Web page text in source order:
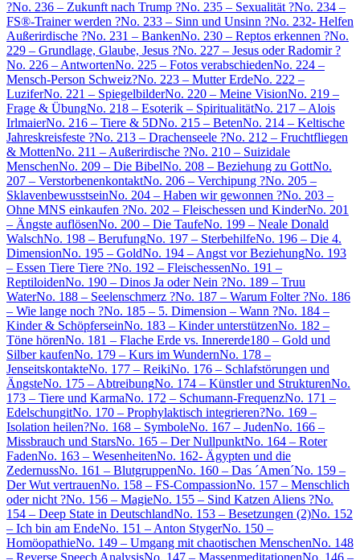
?No. 236 – Zukunft nach Trump ?No. 235 – Sexualität ?No. 234 –
FS®-Trainer werden ?No. 233 – Sinn und Unsinn ?No. 232- Helfen
Außerirdische ?No. 231 – BankenNo. 230 – Reptos erkennen ?No.
229 – Grundlage, Glaube, Jesus ?No. 227 – Jesus oder Radomir ?
No. 226 – AntwortenNo. 225 – Fotos verabschiedenNo. 224 –
Mensch-Person Schweiz?No. 223 – Mutter ErdeNo. 222 –
LuziferNo. 221 – SpiegelbilderNo. 220 – Meine VisionNo. 219 –
Frage & ÜbungNo. 218 – Esoterik – SpiritualitätNo. 217 – Alois
IrlmaierNo. 216 – Tiere & 5DNo. 215 – BetenNo. 214 – Keltische
Jahreskreisfeste ?No. 213 – Drachenseele ?No. 212 – Fruchtfliegen
& MottenNo. 211 – Außerirdische ?No. 210 – Suizidale
MenschenNo. 209 – Die BibelNo. 208 – Beziehung zu GottNo.
207 – VerstorbenenkontaktNo. 206 – Verchipung ?No. 205 –
SklavenbewusstseinNo. 204 – Haben wir gewonnen ?No. 203 –
Ohne MNS einkaufen ?No. 202 – Fleischessen und KinderNo. 201
– Ängste auflösenNo. 200 – Die TaufeNo. 199 – Neale Donald
WalschNo. 198 – BerufungNo. 197 – SterbehilfeNo. 196 – Die 4.
DimensionNo. 195 – GoldNo. 194 – Angst vor BeziehungNo. 193
– Essen Tiere Tiere ?No. 192 – FleischessenNo. 191 –
ReptiloidenNo. 190 – Dinos Ja oder Nein ?No. 189 – Truu
WaterNo. 188 – Seelenschmerz ?No. 187 – Warum Folter ?No. 186
– Wie lange noch ?No. 185 – 5. Dimension – Wann ?No. 184 –
Kinder & SchöpferseinNo. 183 – Kinder unterstützenNo. 182 –
Töne hörenNo. 181 – Flache Erde vs. Innererde180 – Gold und
Silber kaufenNo. 179 – Kurs im WundernNo. 178 –
JenseitskontakteNo. 177 – ReikiNo. 176 – Schlafstörungen und
ÄngsteNo. 175 – AbtreibungNo. 174 – Künstler und StrukturenNo.
173 – Tiere und KarmaNo. 172 – Schumann-FrequenzNo. 171 –
EdelschungitNo. 170 – Prophylaktisch integrieren?No. 169 –
Isolation heilen?No. 168 – SymboleNo. 167 – JudenNo. 166 –
Missbrauch und StarsNo. 165 – Der NullpunktNo. 164 – Roter
FadenNo. 163 – WesenheitenNo. 162- Ägypten und die
ZedernussNo. 161 – BlutgruppenNo. 160 – Das ´Amen´No. 159 –
Der Wut vertrauenNo. 158 – FS-CompassionNo. 157 – Menschlich
oder nicht ?No. 156 – MagieNo. 155 – Sind Katzen Aliens ?No.
154 – Deep State in DeutschlandNo. 153 – Besetzungen (2)No. 152
– Ich bin am EndeNo. 151 – Anton StygerNo. 150 –
HomöopathieNo. 149 – Umgang mit chaotischen MenschenNo. 148
– Reverse Speech AnalysisNo. 147 – MassenmeditationenNo. 146 –